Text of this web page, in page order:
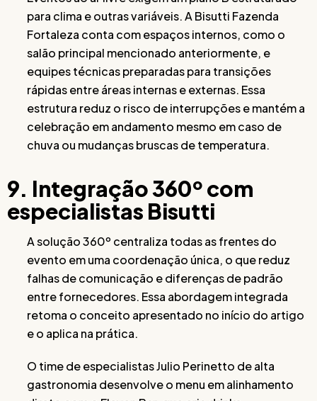
para clima e outras variáveis. A Bisutti Fazenda
Fortaleza conta com espaços internos, como o
salão principal mencionado anteriormente, e
equipes técnicas preparadas para transições
rápidas entre áreas internas e externas. Essa
estrutura reduz o risco de interrupções e mantém a
celebração em andamento mesmo em caso de
chuva ou mudanças bruscas de temperatura.
9. Integração 360º com
especialistas Bisutti
A solução 360º centraliza todas as frentes do
evento em uma coordenação única, o que reduz
falhas de comunicação e diferenças de padrão
entre fornecedores. Essa abordagem integrada
retoma o conceito apresentado no início do artigo
e o aplica na prática.
O time de especialistas Julio Perinetto de alta
gastronomia desenvolve o menu em alinhamento